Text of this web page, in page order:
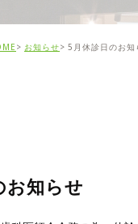
お知らせ 5月休診日のお知
お知らせ